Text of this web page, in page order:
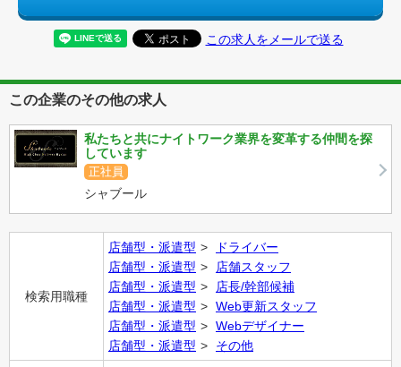
この求人をメールで送る
この企業のその他の求人
私たちと共にナイトワーク業界を変革する仲間を探
しています
正社員
シャブール
検索用職種
店舗型・派遣型
ドライバー
店舗型・派遣型
店舗スタッフ
店舗型・派遣型
店長/幹部候補
店舗型・派遣型
Web更新スタッフ
店舗型・派遣型
Webデザイナー
店舗型・派遣型
その他